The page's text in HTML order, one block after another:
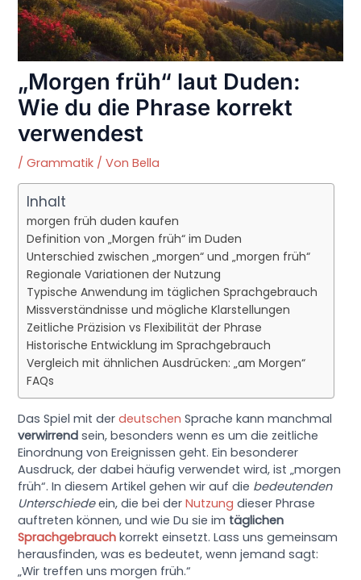
„Morgen früh“ laut Duden:
Wie du die Phrase korrekt
verwendest
/Grammatik / VonBella
Inhalt
morgen früh duden kaufen
Definition von „Morgen früh“ im Duden
Unterschied zwischen „morgen“ und „morgen früh“
Regionale Variationen der Nutzung
Typische Anwendung im täglichen Sprachgebrauch
Missverständnisse und mögliche Klarstellungen
Zeitliche Präzision vs Flexibilität der Phrase
Historische Entwicklung im Sprachgebrauch
Vergleich mit ähnlichen Ausdrücken: „am Morgen“
FAQs
Das Spiel mit derdeutschen Sprache kann manchmal
verwirrend sein, besonders wenn es um die zeitliche
Einordnung von Ereignissen geht. Ein besonderer
Ausdruck, der dabei häufig verwendet wird, ist „morgen
früh“. In diesem Artikel gehen wir auf die bedeutenden
Unterschiedeein, die bei derNutzung dieser Phrase
auftreten können, und wie Du sie im täglichen
Sprachgebrauch korrekt einsetzt. Lass uns gemeinsam
herausfinden, was es bedeutet, wenn jemand sagt:
„Wir treffen uns morgen früh.“